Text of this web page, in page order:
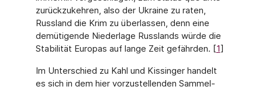
zurückzukehren, also der Ukraine zu raten,
Russland die Krim zu überlassen, denn eine
demütigende Niederlage Russlands würde die
Stabilität Europas auf lange Zeit gefährden. [1]
Im Unterschied zu Kahl und Kissinger handelt
es sich in dem hier vorzustellenden Sammel­